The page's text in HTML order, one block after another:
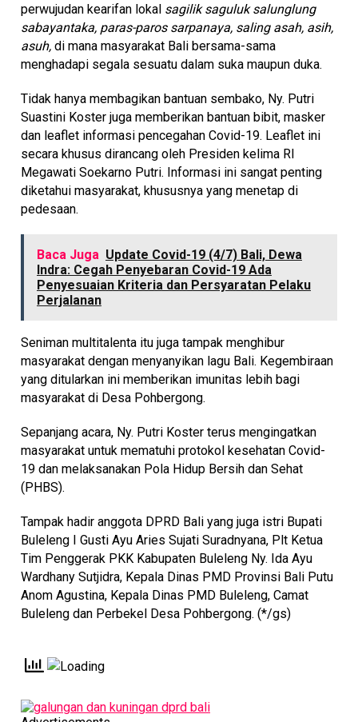
perwujudan kearifan lokal sagilik saguluk salunglung
sabayantaka, paras-paros sarpanaya, saling asah, asih,
asuh,di mana masyarakat Bali bersama-sama
menghadapi segala sesuatu dalam suka maupun duka.
Tidak hanya membagikan bantuan sembako, Ny. Putri
Suastini Koster juga memberikan bantuan bibit, masker
dan leaflet informasi pencegahan Covid-19. Leaflet ini
secara khusus dirancang oleh Presiden kelima RI
Megawati Soekarno Putri. Informasi ini sangat penting
diketahui masyarakat, khususnya yang menetap di
pedesaan.
Baca Juga Update Covid-19 (4/7) Bali, Dewa
Indra: Cegah Penyebaran Covid-19 Ada
Penyesuaian Kriteria dan Persyaratan Pelaku
Perjalanan
Seniman multitalenta itu juga tampak menghibur
masyarakat dengan menyanyikan lagu Bali. Kegembiraan
yang ditularkan ini memberikan imunitas lebih bagi
masyarakat di Desa Pohbergong.
Sepanjang acara, Ny. Putri Koster terus mengingatkan
masyarakat untuk mematuhi protokol kesehatan Covid-
19 dan melaksanakan Pola Hidup Bersih dan Sehat
(PHBS).
Tampak hadir anggota DPRD Bali yang juga istri Bupati
Buleleng I Gusti Ayu Aries Sujati Suradnyana, Plt Ketua
Tim Penggerak PKK Kabupaten Buleleng Ny. Ida Ayu
Wardhany Sutjidra, Kepala Dinas PMD Provinsi Bali Putu
Anom Agustina, Kepala Dinas PMD Buleleng, Camat
Buleleng dan Perbekel Desa Pohbergong. (*/gs)